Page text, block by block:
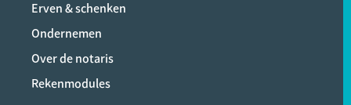
Erven & schenken
Ondernemen
Over de notaris
Rekenmodules